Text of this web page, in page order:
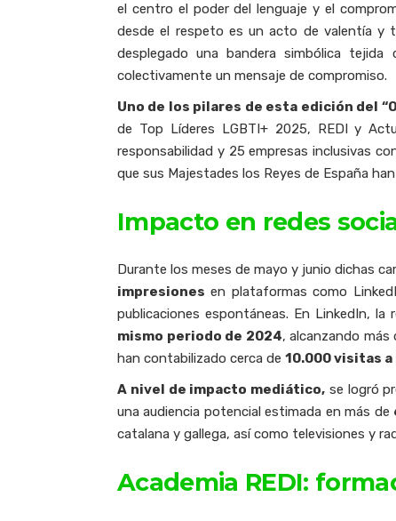
el centro el poder del lenguaje y el
desde el respeto es un acto de valentía y
desplegado una bandera simbólica
colectivamente un mensaje de compromiso.
Uno de los pilares de esta edición del
de Top Líderes LGBTI+ 2025, REDI y
responsabilidad y 25 empresas inclusivas
que sus Majestades los Reyes de España
Impacto en redes
Durante los meses de mayo y junio dichas
impresiones en plataformas como
publicaciones espontáneas. En LinkedIn, la
mismo periodo de 2024, alcanzando más
han contabilizado cerca de 10.000 visitas a
A nivel de impacto mediático, se logró
una audiencia potencial estimada en más de
catalana y gallega, así como televisiones y
Academia REDI: